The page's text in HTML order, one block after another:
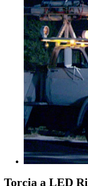
Torcia a LED